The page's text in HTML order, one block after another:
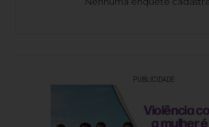
PUBLICIDADE